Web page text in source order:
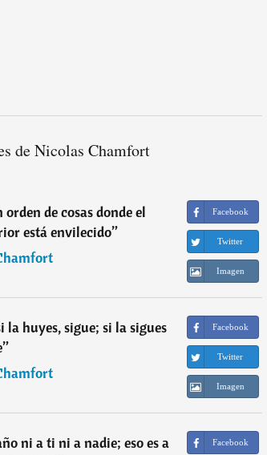
de Nicolas Chamfort
de cosas donde el
está envilecido”
Facebook
Twitter
Imagen
huyes, sigue; si la sigues
”
Facebook
Twitter
Imagen
ni a ti ni a nadie; eso es a
Facebook